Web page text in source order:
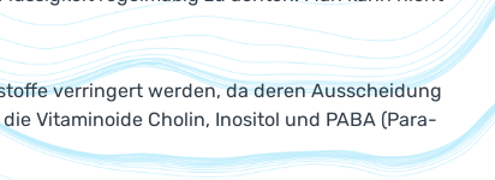
verringert werden, da deren Ausscheidung
Vitaminoide Cholin, Inositol und PABA (Para-